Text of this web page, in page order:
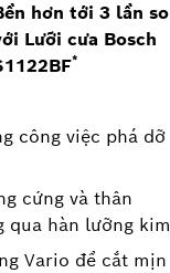
hơn tới 3 lần so
Lưỡi cưa Bosch
*
công việc phá dỡ
cứng và thân
qua hàn lưỡng kim
Vario để cắt mịn